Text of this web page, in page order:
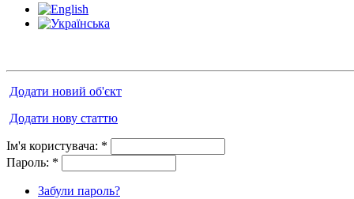
Додати новий об'єкт
Додати нову статтю
Ім'я користувача: *
Пароль: *
Забули пароль?